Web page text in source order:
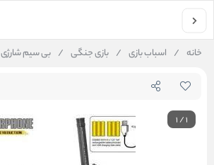
خانه / اسباب بازی / بازی جنگی / بی سیم شارژی 200 متری
1/1